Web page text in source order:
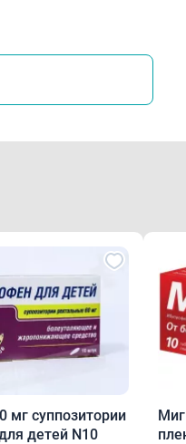
мг суппозитории
детей N10